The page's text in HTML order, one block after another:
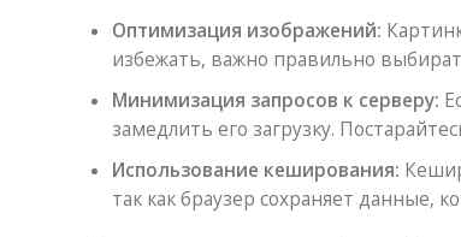
Оптимизация изображений:
избежать, важно правильно
Минимизация запросов к серверу:
замедлить его загрузку.
Использование кеширования:
так как браузер сохраняет данные,